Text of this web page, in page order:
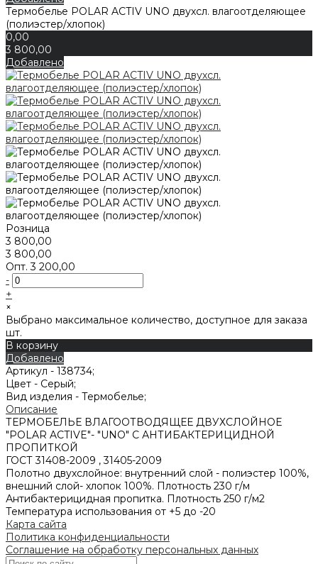
Термобелье POLAR ACTIV UNO двухсл. влагоотделяющее
(полиэстер/хлопок)
0,00
3 800,00
Добавлено
Розница
3 800,00
3 800,00
Опт.3 200,00
-
+
×
Выбрано максимальное количество, доступное для заказа
шт.
В корзину
Добавлено
Артикул - 138734;
Цвет - Серый;
Вид изделия - Термобелье;
Описание
ТЕРМОБЕЛЬЕ ВЛАГООТВОДЯЩЕЕ ДВУХСЛОЙНОЕ
"POLAR ACTIVE"- "UNO" С АНТИБАКТЕРИЦИДНОЙ
ПРОПИТКОЙ
ГОСТ 31408-2009 , 31405-2009
Полотно двухслойное: внутренний слой - полиэстер 100%,
внешний слой- хлопок 100%. Плотность 230 г/м
Антибактерицидная пропитка. Плотность 250 г/м2
Температура использования от +5 до -20
Карта сайта
Политика конфиденциальности
Соглашение на обработку персональных данных